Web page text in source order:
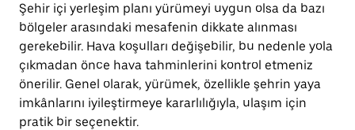
Şehir içi yerleşim planı yürümeyi uygun olsa da bazı
bölgeler arasındaki mesafenin dikkate alınması
gerekebilir. Hava koşulları değişebilir, bu nedenle yola
çıkmadan önce hava tahminlerini kontrol etmeniz
önerilir. Genel olarak, yürümek, özellikle şehrin yaya
imkânlarını iyileştirmeye kararlılığıyla, ulaşım için
pratik bir seçenektir.